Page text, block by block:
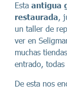
Esta antigua
restaurada,
un taller de
ver en
muchas
entrado,
De esta nos